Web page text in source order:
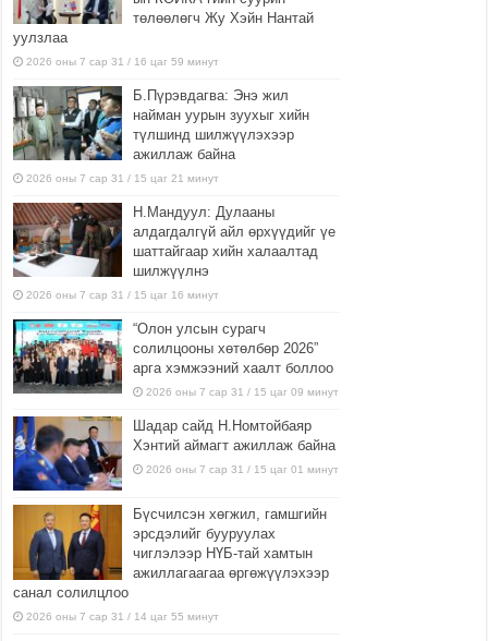
төлөөлөгч Жу Хэйн Нантай
уулзлаа
2026 оны 7 сар 31 / 16 цаг 59 минут
Б.Пүрэвдагва: Энэ жил
найман уурын зуухыг хийн
түлшинд шилжүүлэхээр
ажиллаж байна
2026 оны 7 сар 31 / 15 цаг 21 минут
Н.Мандуул: Дулааны
алдагдалгүй айл өрхүүдийг үе
шаттайгаар хийн халаалтад
шилжүүлнэ
2026 оны 7 сар 31 / 15 цаг 16 минут
“Олон улсын сурагч
солилцооны хөтөлбөр 2026”
арга хэмжээний хаалт боллоо
2026 оны 7 сар 31 / 15 цаг 09 минут
Шадар сайд Н.Номтойбаяр
Хэнтий аймагт ажиллаж байна
2026 оны 7 сар 31 / 15 цаг 01 минут
Бүсчилсэн хөгжил, гамшгийн
эрсдэлийг бууруулах
чиглэлээр НҮБ-тай хамтын
ажиллагаагаа өргөжүүлэхээр
санал солилцлоо
2026 оны 7 сар 31 / 14 цаг 55 минут